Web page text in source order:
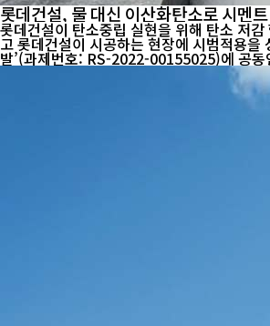
롯데건설, 물 대신 이산화탄소로 시멘
롯데건설이 탄소중립 실현을 위해 탄소 저
고 롯데건설이 시공하는 현장에 시범적용을 성공적으로 마쳤다. 롯데건설은 국책연구과제인 산업통상자원부 한국산업기술평가관리원
발’(과제번호: RS-2022-00155025)에 공